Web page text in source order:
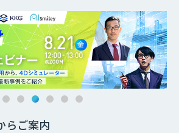
らご案内